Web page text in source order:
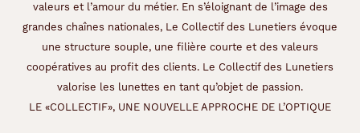
valeurs et l’amour du métier. En s’éloignant de l’image des
grandes chaînes nationales, Le Collectif des Lunetiers évoque
une structure souple, une filière courte et des valeurs
coopératives au profit des clients. Le Collectif des Lunetiers
valorise les lunettes en tant qu’objet de passion.
LE «COLLECTIF», UNE NOUVELLE APPROCHE DE L’OPTIQUE